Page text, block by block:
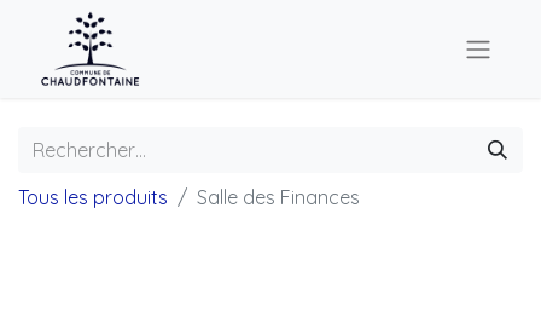
Tous les produits Salle des Finances